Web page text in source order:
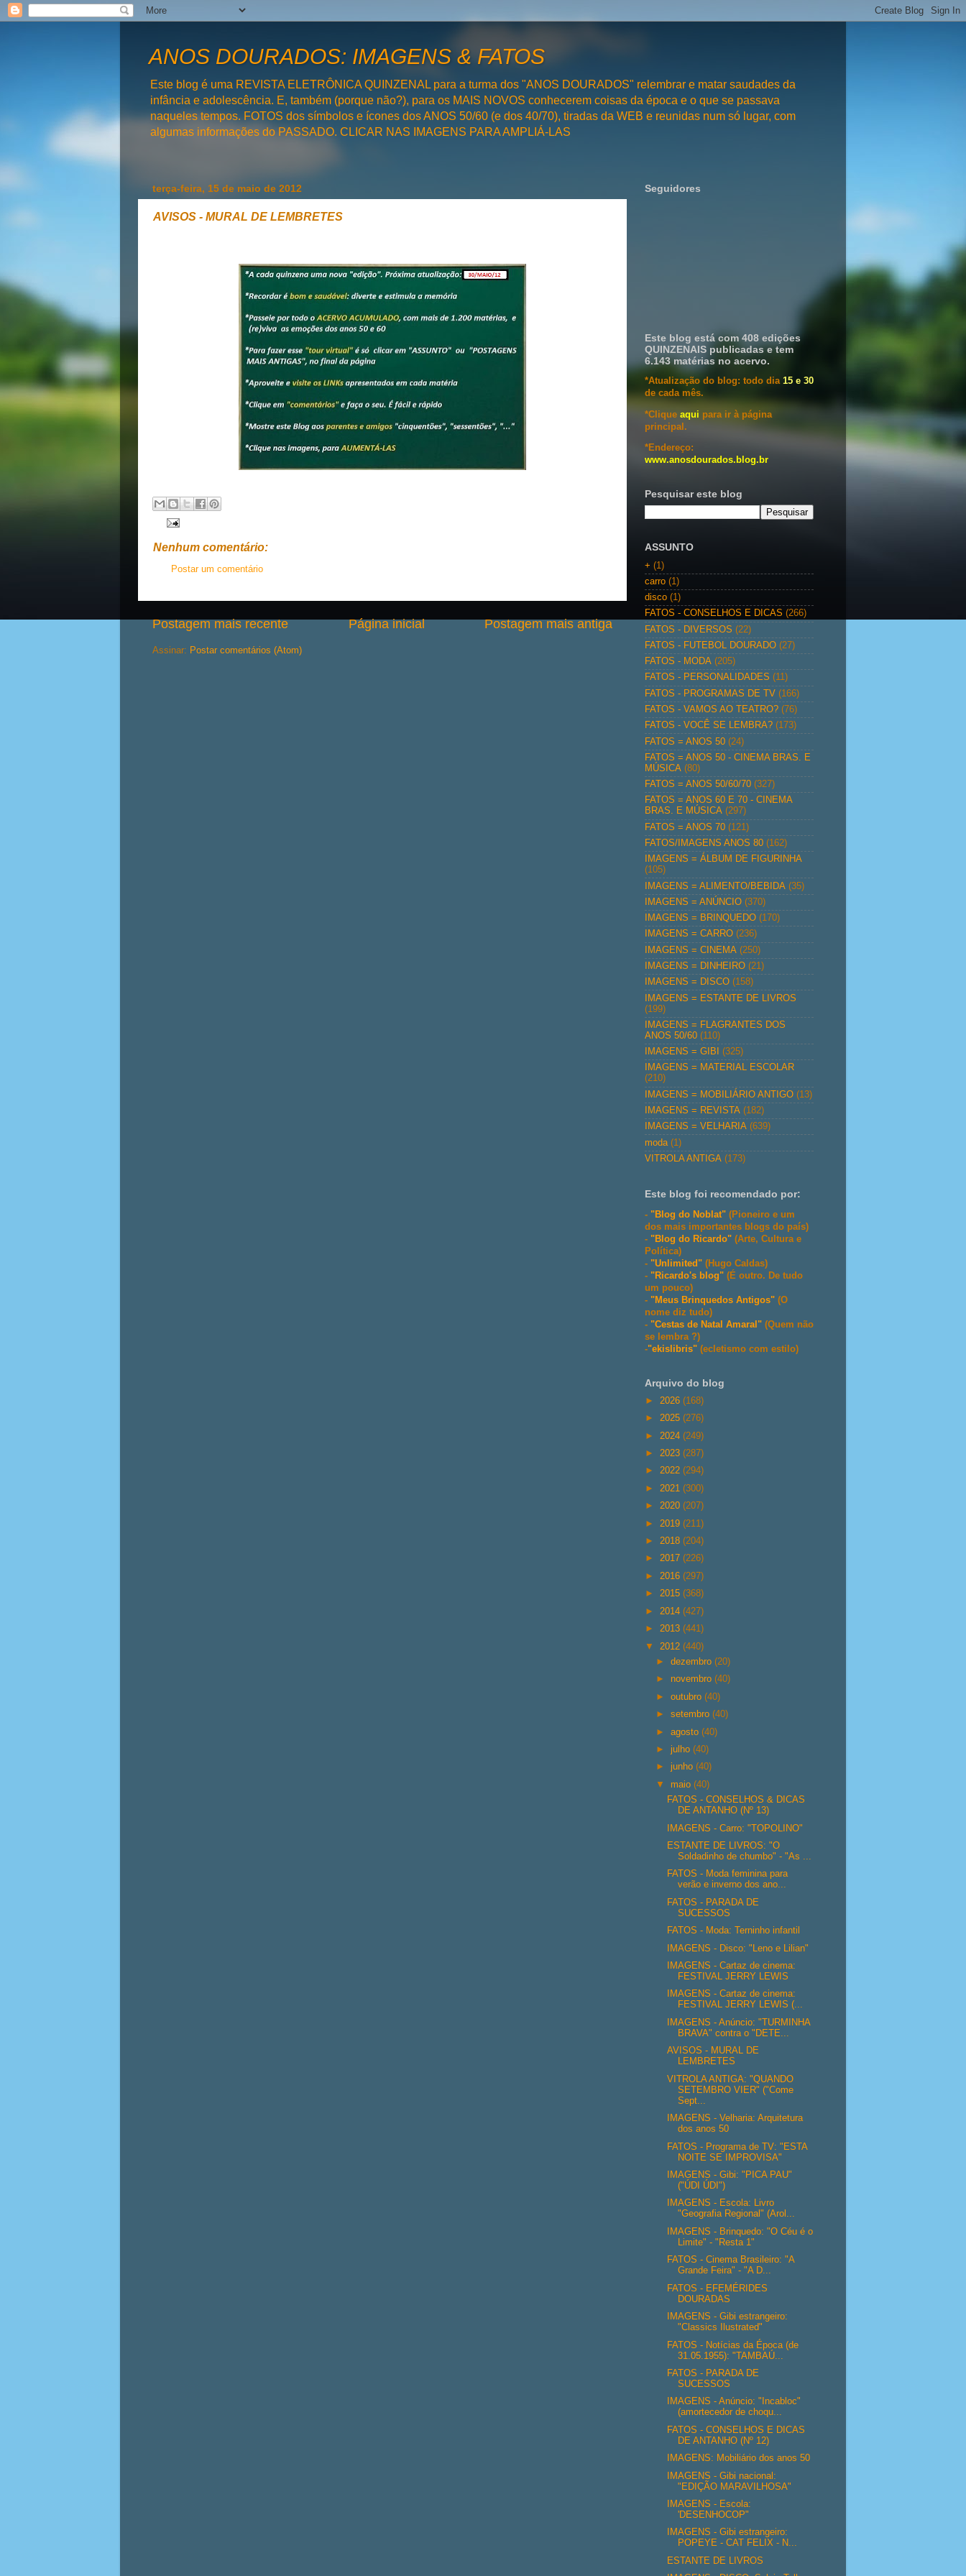
ANOS DOURADOS: IMAGENS & FATOS
Este blog é uma REVISTA ELETRÔNICA QUINZENAL para a turma dos "ANOS DOURADOS" relembrar e matar saudades da
infância e adolescência. E, também (porque não?), para os MAIS NOVOS conhecerem coisas da época e o que se passava
naqueles tempos. FOTOS dos símbolos e ícones dos ANOS 50/60 (e dos 40/70), tiradas da WEB e reunidas num só lugar, com
algumas informações do PASSADO. CLICAR NAS IMAGENS PARA AMPLIÁ-LAS
terça-feira, 15 de maio de 2012
AVISOS - MURAL DE LEMBRETES
Nenhum comentário:
Postar um comentário
Postagem mais recente Postagem mais antiga
Página inicial
Assinar: Postar comentários (Atom)
Seguidores
Este blog está com 408 edições
QUINZENAIS publicadas e tem
6.143 matérias no acervo.
*Atualização do blog: todo dia 15 e 30
de cada mês.
*Clique aqui para ir à página
principal.
*Endereço:
www.anosdourados.blog.br
Pesquisar este blog
ASSUNTO
+ (1)
carro (1)
disco (1)
FATOS - CONSELHOS E DICAS (266)
FATOS - DIVERSOS (22)
FATOS - FUTEBOL DOURADO (27)
FATOS - MODA (205)
FATOS - PERSONALIDADES (11)
FATOS - PROGRAMAS DE TV (166)
FATOS - VAMOS AO TEATRO? (76)
FATOS - VOCÊ SE LEMBRA? (173)
FATOS = ANOS 50 (24)
FATOS = ANOS 50 - CINEMA BRAS. E
MÚSICA (80)
FATOS = ANOS 50/60/70 (327)
FATOS = ANOS 60 E 70 - CINEMA
BRAS. E MÚSICA (297)
FATOS = ANOS 70 (121)
FATOS/IMAGENS ANOS 80 (162)
IMAGENS = ÁLBUM DE FIGURINHA
(105)
IMAGENS = ALIMENTO/BEBIDA (35)
IMAGENS = ANÚNCIO (370)
IMAGENS = BRINQUEDO (170)
IMAGENS = CARRO (236)
IMAGENS = CINEMA (250)
IMAGENS = DINHEIRO (21)
IMAGENS = DISCO (158)
IMAGENS = ESTANTE DE LIVROS
(199)
IMAGENS = FLAGRANTES DOS
ANOS 50/60 (110)
IMAGENS = GIBI
(325)
IMAGENS = MATERIAL ESCOLAR
(210)
IMAGENS = MOBILIÁRIO ANTIGO (13)
IMAGENS = REVISTA (182)
IMAGENS = VELHARIA (639)
moda (1)
VITROLA ANTIGA (173)
Este blog foi recomendado por:
- "Blog do Noblat" (Pioneiro e um
dos mais importantes blogs do país)
- "Blog do Ricardo" (Arte, Cultura e
Política)
- "Unlimited" (Hugo Caldas)
- "Ricardo's blog" (É outro. De tudo
um pouco)
- "Meus Brinquedos Antigos" (O
nome diz tudo)
- "Cestas de Natal Amaral" (Quem não
se lembra ?)
-"ekislibris" (ecletismo com estilo)
Arquivo do blog
► 2026 (168)
► 2025 (276)
► 2024 (249)
► 2023 (287)
► 2022 (294)
► 2021 (300)
► 2020 (207)
► 2019 (211)
► 2018 (204)
► 2017 (226)
► 2016 (297)
► 2015 (368)
► 2014 (427)
► 2013 (441)
▼ 2012 (440)
►dezembro(20)
► novembro(40)
►outubro(40)
►setembro(40)
►agosto(40)
►julho(40)
►junho(40)
▼ maio(40)
FATOS - CONSELHOS & DICAS
DE ANTANHO (Nº 13)
IMAGENS - Carro: "TOPOLINO"
ESTANTE DE LIVROS: "O
Soldadinho de chumbo" - "As ...
FATOS - Moda feminina para
verão e inverno dos ano...
FATOS - PARADA DE
SUCESSOS
FATOS - Moda: Terninho infantil
IMAGENS - Disco: "Leno e Lilian"
IMAGENS - Cartaz de cinema:
FESTIVAL JERRY LEWIS
IMAGENS - Cartaz de cinema:
FESTIVAL JERRY LEWIS (...
IMAGENS - Anúncio: "TURMINHA
BRAVA" contra o "DETE...
AVISOS - MURAL DE
LEMBRETES
VITROLA ANTIGA: "QUANDO
SETEMBRO VIER" ("Come
Sept...
IMAGENS - Velharia: Arquitetura
dos anos 50
FATOS - Programa de TV: "ESTA
NOITE SE IMPROVISA"
IMAGENS - Gibi: "PICA PAU"
("ÚDI ÚDI")
IMAGENS - Escola: Livro
"Geografia Regional" (Arol...
IMAGENS - Brinquedo: "O Céu é o
Limite" - "Resta 1"
FATOS - Cinema Brasileiro: "A
Grande Feira" - "A D...
FATOS - EFEMÉRIDES
DOURADAS
IMAGENS - Gibi estrangeiro:
"Classics Ilustrated"
FATOS - Notícias da Época (de
31.05.1955): "TAMBAÚ...
FATOS - PARADA DE
SUCESSOS
IMAGENS - Anúncio: "Incabloc"
(amortecedor de choqu...
FATOS - CONSELHOS E DICAS
DE ANTANHO (Nº 12)
IMAGENS: Mobiliário dos anos 50
IMAGENS - Gibi nacional:
"EDIÇÃO MARAVILHOSA"
IMAGENS - Escola:
'DESENHOCOP"
IMAGENS - Gibi estrangeiro:
POPEYE - CAT FELIX - N...
ESTANTE DE LIVROS